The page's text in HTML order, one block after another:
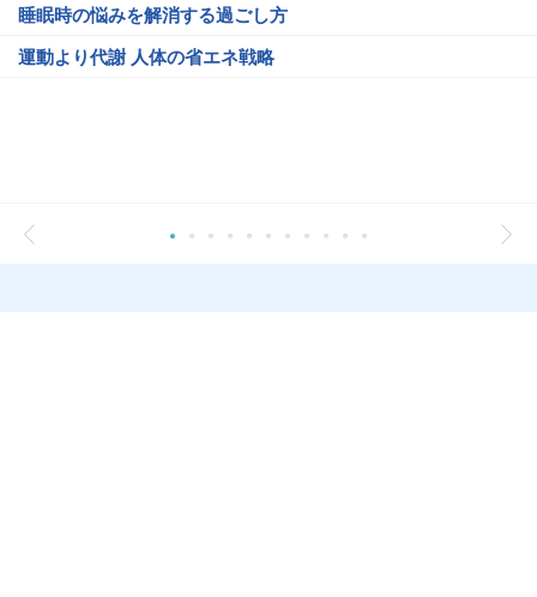
睡眠時の悩みを解消する過ごし方
運動より代謝 人体の省エネ戦略